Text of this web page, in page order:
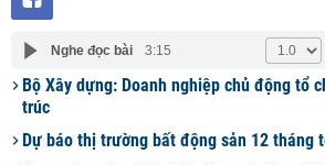
Nghe đọc bài 3:15
Bộ Xây dựng: Doanh nghiệp chủ động tổ
trúc
Dự báo thị trường bất động sản 12 tháng